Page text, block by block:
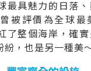
最具魅力的日落
被評價為全球最
了整個海岸，確實
紛，也是另一種美